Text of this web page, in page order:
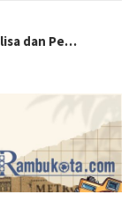
dan Pe…